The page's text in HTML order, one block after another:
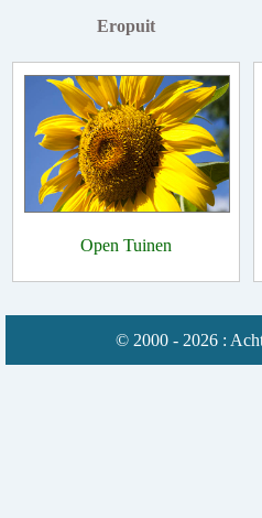
Eropuit
Open Tuinen
© 2000 - 2026 :